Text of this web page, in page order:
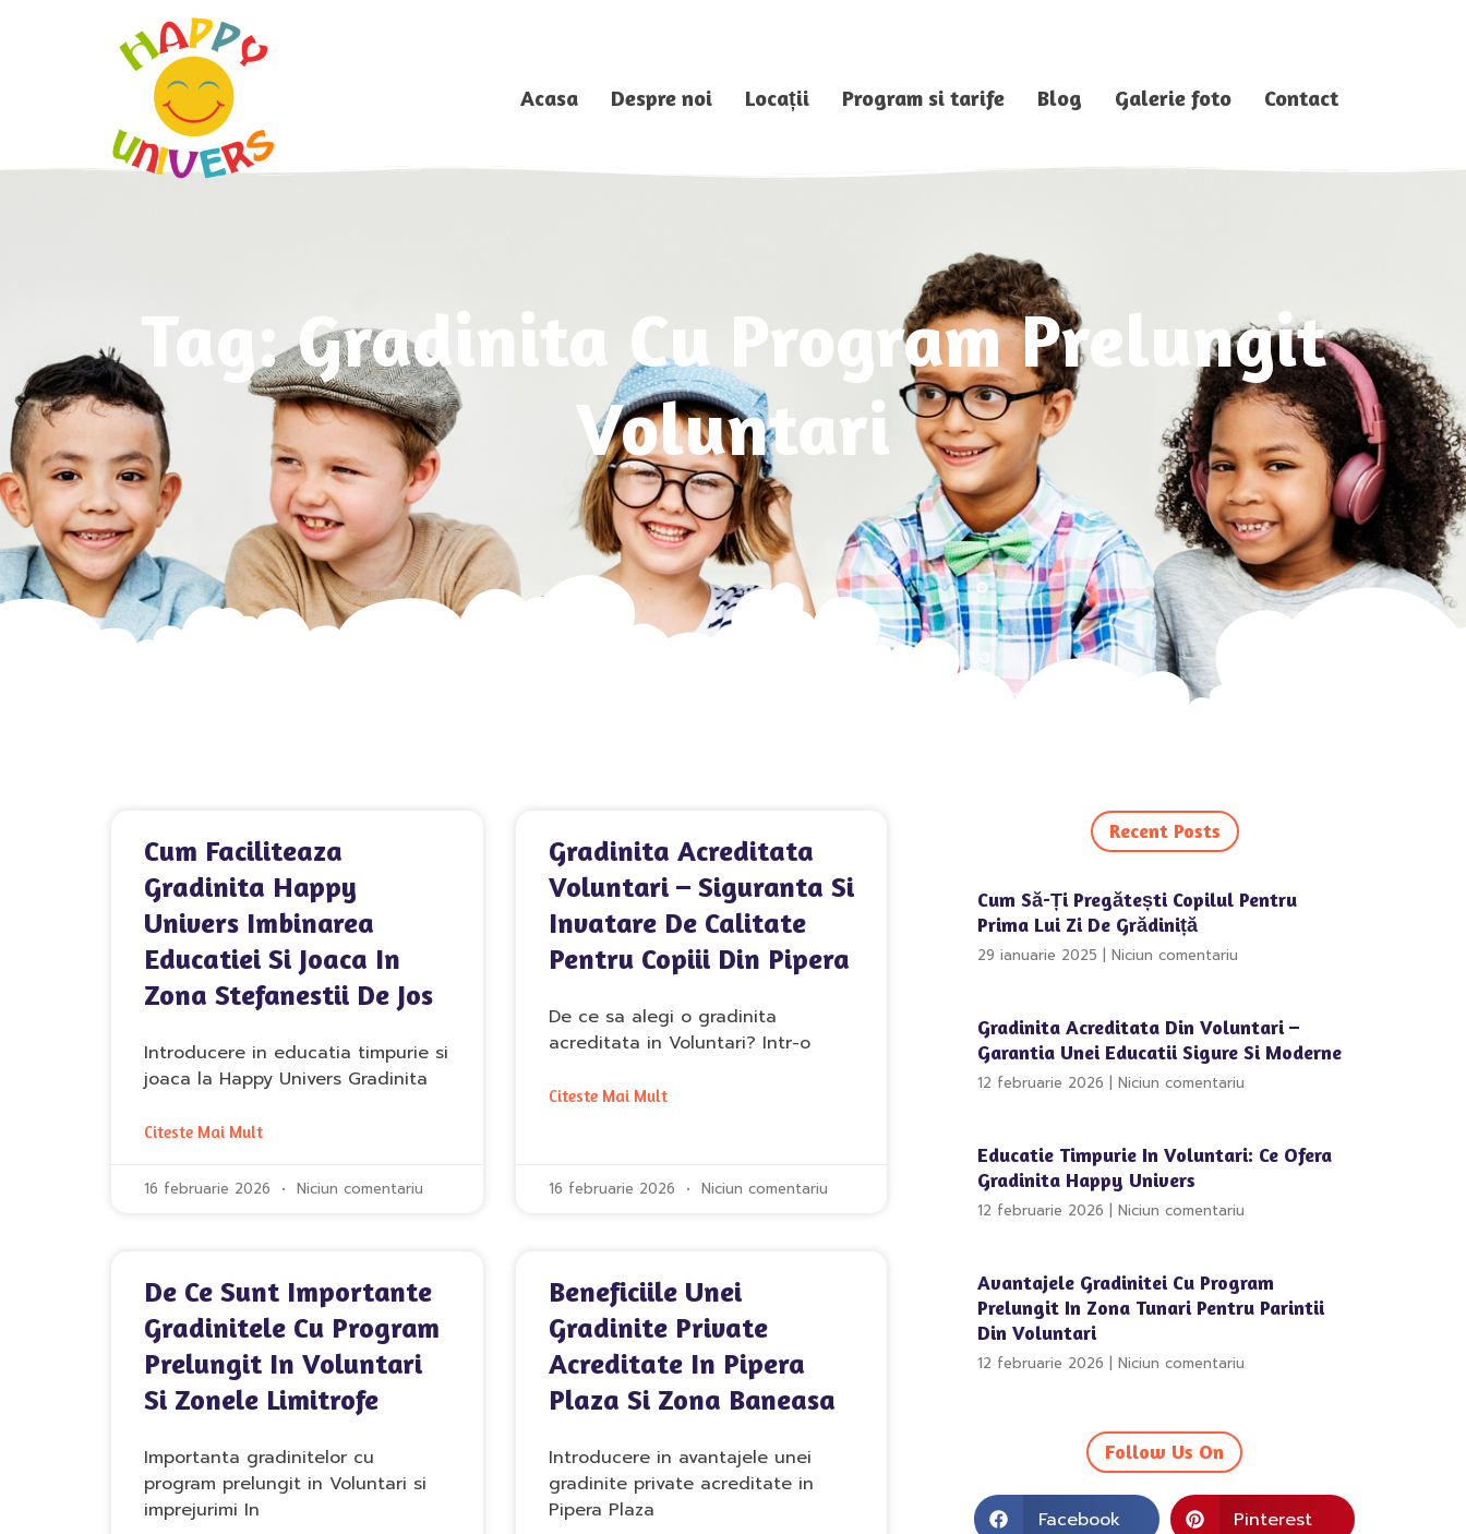
Acasa Despre noi Locații Program si tarife Blog Galerie foto Contact
Tag: Gradinita Cu Program Prelungit
Voluntari
Cum Faciliteaza
Gradinita Happy
Univers Imbinarea
Educatiei Si Joaca In
Zona Stefanestii De Jos
Introducere in educatia timpurie si
joaca la Happy Univers Gradinita
Citeste Mai Mult
16 februarie 2026 Niciun comentariu
Gradinita Acreditata
Voluntari – Siguranta Si
Invatare De Calitate
Pentru Copiii Din Pipera
De ce sa alegi o gradinita
acreditata in Voluntari? Intr-o
Citeste Mai Mult
16 februarie 2026 Niciun comentariu
De Ce Sunt Importante
Gradinitele Cu Program
Prelungit In Voluntari
Si Zonele Limitrofe
Importanta gradinitelor cu
program prelungit in Voluntari si
imprejurimi In
Beneficiile Unei
Gradinite Private
Acreditate In Pipera
Plaza Si Zona Baneasa
Introducere in avantajele unei
gradinite private acreditate in
Pipera Plaza
Recent Posts
Cum Să-Ți Pregătești Copilul Pentru
Prima Lui Zi De Grădiniță
29 ianuarie 2025 Niciun comentariu
Gradinita Acreditata Din Voluntari –
Garantia Unei Educatii Sigure Si Moderne
12 februarie 2026 Niciun comentariu
Educatie Timpurie In Voluntari: Ce Ofera
Gradinita Happy Univers
12 februarie 2026 Niciun comentariu
Avantajele Gradinitei Cu Program
Prelungit In Zona Tunari Pentru Parintii
Din Voluntari
12 februarie 2026 Niciun comentariu
Follow Us On
Facebook Pinterest